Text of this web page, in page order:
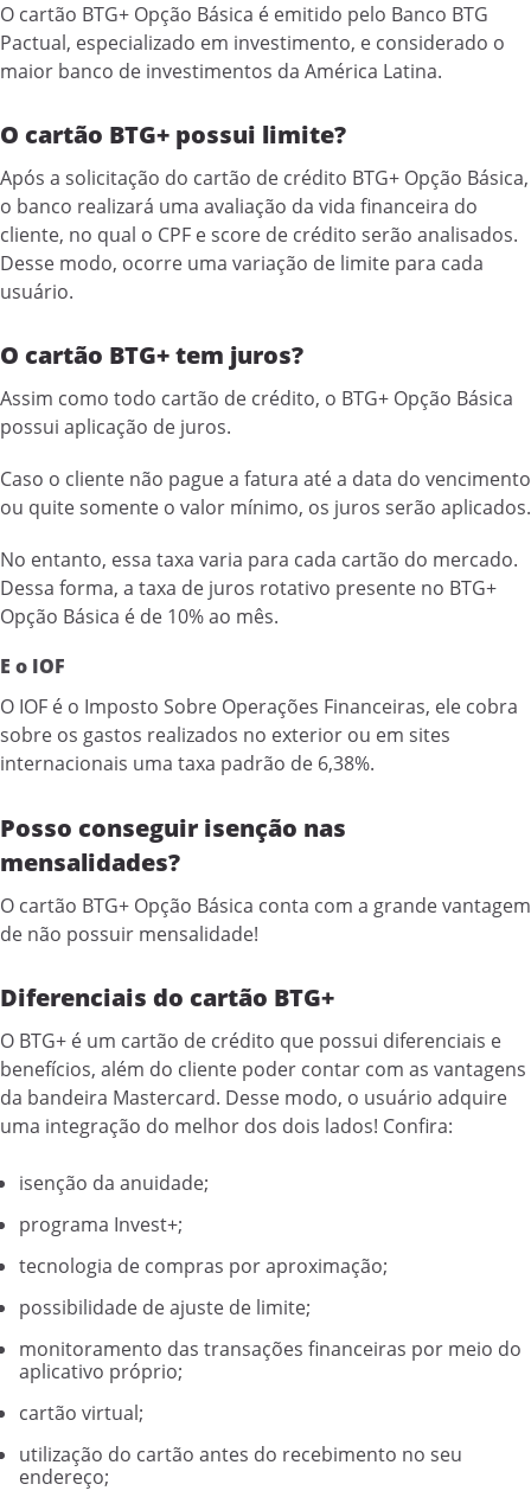
O cartão BTG+ Opção Básica é emitido pelo Banco BTG
Pactual, especializado em investimento, e considerado o
maior banco de investimentos da América Latina.
O cartão BTG+ possui limite?
Após a solicitação do cartão de crédito BTG+ Opção Básica,
o banco realizará uma avaliação da vida financeira do
cliente, no qual o CPF e score de crédito serão analisados.
Desse modo, ocorre uma variação de limite para cada
usuário.
O cartão BTG+ tem juros?
Assim como todo cartão de crédito, o BTG+ Opção Básica
possui aplicação de juros.
Caso o cliente não pague a fatura até a data do vencimento
ou quite somente o valor mínimo, os juros serão aplicados.
No entanto, essa taxa varia para cada cartão do mercado.
Dessa forma, a taxa de juros rotativo presente no BTG+
Opção Básica é de 10% ao mês.
E o IOF
O IOF é o Imposto Sobre Operações Financeiras, ele cobra
sobre os gastos realizados no exterior ou em sites
internacionais uma taxa padrão de 6,38%.
Posso conseguir isenção nas
mensalidades?
O cartão BTG+ Opção Básica conta com a grande vantagem
de não possuir mensalidade!
Diferenciais do cartão BTG+
O BTG+ é um cartão de crédito que possui diferenciais e
benefícios, além do cliente poder contar com as vantagens
da bandeira Mastercard. Desse modo, o usuário adquire
uma integração do melhor dos dois lados! Confira:
isenção da anuidade;
programa Invest+;
tecnologia de compras por aproximação;
possibilidade de ajuste de limite;
monitoramento das transações financeiras por meio do
aplicativo próprio;
cartão virtual;
utilização do cartão antes do recebimento no seu
endereço;